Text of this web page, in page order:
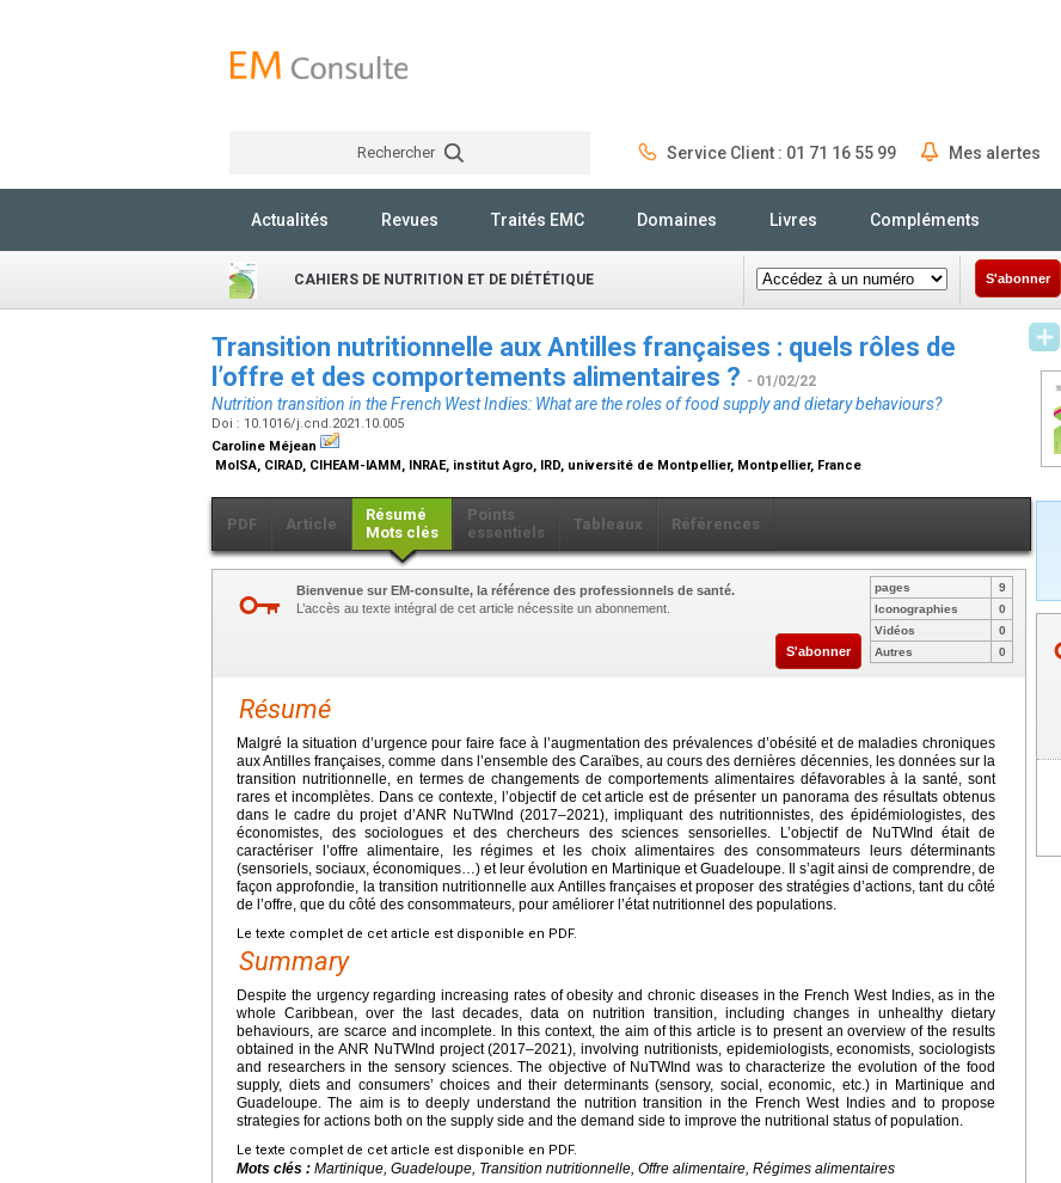
Rechercher Service Client : 01 71 16 55 99 Mes alertes
Actualités Revues Traités EMC Domaines Livres Compléments
CAHIERS DE NUTRITION ET DE DIÉTÉTIQUE S'abonner
Transition nutritionnelle aux Antilles françaises : quels rôles de
l’offre et des comportements alimentaires ? - 01/02/22
Nutrition transition in the French West Indies: What are the roles of food supply and dietary behaviours?
Doi : 10.1016/j.cnd.2021.10.005
Caroline Méjean
MoISA, CIRAD, CIHEAM-IAMM, INRAE, institut Agro, IRD, université de Montpellier, Montpellier, France
PDF Article
Résumé
Mots clés
Points
essentiels
Tableaux Références
Bienvenue sur EM-consulte, la référence des professionnels de santé.
L’accès au texte intégral de cet article nécessite un abonnement.
S'abonner
pages
9
Iconographies
0
Vidéos
0
Autres
0
Résumé
Malgré la situation d’urgence pour faire face à l’augmentation des prévalences d’obésité et de maladies chroniques
aux Antilles françaises, comme dans l’ensemble des Caraïbes, au cours des dernières décennies, les données sur la
transition nutritionnelle, en termes de changements de comportements alimentaires défavorables à la santé, sont
rares et incomplètes. Dans ce contexte, l’objectif de cet article est de présenter un panorama des résultats obtenus
dans le cadre du projet d’ANR NuTWInd (2017–2021), impliquant des nutritionnistes, des épidémiologistes, des
économistes, des sociologues et des chercheurs des sciences sensorielles. L’objectif de NuTWInd était de
caractériser l’offre alimentaire, les régimes et les choix alimentaires des consommateurs leurs déterminants
(sensoriels, sociaux, économiques…) et leur évolution en Martinique et Guadeloupe. Il s’agit ainsi de comprendre, de
façon approfondie, la transition nutritionnelle aux Antilles françaises et proposer des stratégies d’actions, tant du côté
de l’offre, que du côté des consommateurs, pour améliorer l’état nutritionnel des populations.
Le texte complet de cet article est disponible en PDF.
Summary
Despite the urgency regarding increasing rates of obesity and chronic diseases in the French West Indies, as in the
whole Caribbean, over the last decades, data on nutrition transition, including changes in unhealthy dietary
behaviours, are scarce and incomplete. In this context, the aim of this article is to present an overview of the results
obtained in the ANR NuTWInd project (2017–2021), involving nutritionists, epidemiologists, economists, sociologists
and researchers in the sensory sciences. The objective of NuTWInd was to characterize the evolution of the food
supply, diets and consumers’ choices and their determinants (sensory, social, economic, etc.) in Martinique and
Guadeloupe. The aim is to deeply understand the nutrition transition in the French West Indies and to propose
strategies for actions both on the supply side and the demand side to improve the nutritional status of population.
Le texte complet de cet article est disponible en PDF.
Mots clés : Martinique, Guadeloupe, Transition nutritionnelle, Offre alimentaire, Régimes alimentaires